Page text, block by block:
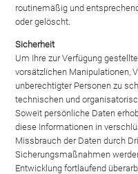
routinemäßig und
oder gelöscht.
Sicherheit
Um Ihre zur Verfügung
vorsätzlichen Manipulationen,
unberechtigter Personen zu
technischen und
Soweit persönliche Daten
diese Informationen in
Missbrauch der Daten durch
Sicherungsmaßnahmen
Entwicklung fortlaufend